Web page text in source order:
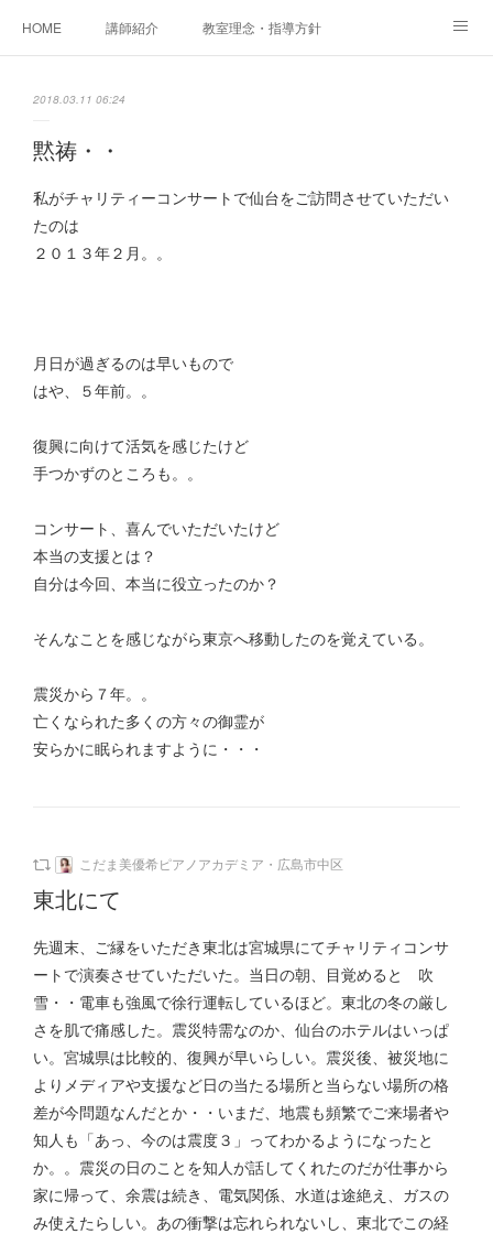
HOME 講師紹介 教室理念・指導方針
ご相談・体験レッスンお申し込み
アクセス 演奏スケジュール
2018.03.11 06:24
黙祷・・
私がチャリティーコンサートで仙台をご訪問させていただい
たのは
２０１３年２月。。
月日が過ぎるのは早いもので
はや、５年前。。
復興に向けて活気を感じたけど
手つかずのところも。。
コンサート、喜んでいただいたけど
本当の支援とは？
自分は今回、本当に役立ったのか？
そんなことを感じながら東京へ移動したのを覚えている。
震災から７年。。
亡くなられた多くの方々の御霊が
安らかに眠られますように・・・
こだま美優希ピアノアカデミア・広島市中区
東北にて
先週末、ご縁をいただき東北は宮城県にてチャリティコンサ
ートで演奏させていただいた。当日の朝、目覚めると 吹
雪・・電車も強風で徐行運転しているほど。東北の冬の厳し
さを肌で痛感した。震災特需なのか、仙台のホテルはいっぱ
い。宮城県は比較的、復興が早いらしい。震災後、被災地に
よりメディアや支援など日の当たる場所と当らない場所の格
差が今問題なんだとか・・いまだ、地震も頻繁でご来場者や
知人も「あっ、今のは震度３」ってわかるようになったと
か。。震災の日のことを知人が話してくれたのだが仕事から
家に帰って、余震は続き、電気関係、水道は途絶え、ガスの
み使えたらしい。あの衝撃は忘れられないし、東北でこの経